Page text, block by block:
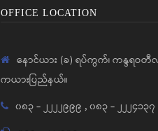
OFFICE LOCATION
နောင်ယား (ခ) ရပ်ကွက်၊ ကန္ဒရဝ
ကယားပြည်နယ်။
၀၈၃ - ၂၂၂၂၉၉၉ ,၀၈၃ - ၂၂၂၄၁၃၇